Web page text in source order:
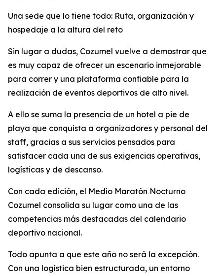
Una sede que lo tiene todo: Ruta, organización y
hospedaje a la altura del reto
Sin lugar a dudas, Cozumel vuelve a demostrar que
es muy capaz de ofrecer un escenario inmejorable
para correr y una plataforma confiable para la
realización de eventos deportivos de alto nivel.
A ello se suma la presencia de un hotel a pie de
playa que conquista a organizadores y personal del
staff, gracias a sus servicios pensados para
satisfacer cada una de sus exigencias operativas,
logísticas y de descanso.
Con cada edición, el Medio Maratón Nocturno
Cozumel consolida su lugar como una de las
competencias más destacadas del calendario
deportivo nacional.
Todo apunta a que este año no será la excepción.
Con una logística bien estructurada, un entorno